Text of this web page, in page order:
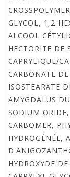
GLYCOL, 1,2-
ALCOOL
HECTORITE DE
CAPRYLIQUE/
CARBONATE
ISOSTEARATE
AMYGDALUS
SODIUM
CARBOMER,
HYDROGÉNÉE,
HYDROXYDE